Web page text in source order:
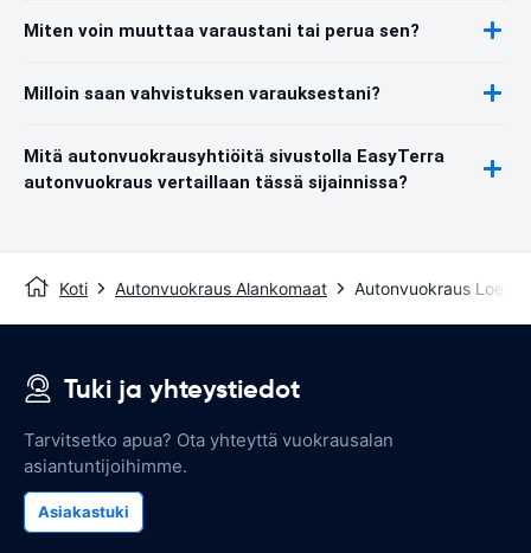
Miten voin muuttaa varaustani tai perua sen?
Milloin saan vahvistuksen varauksestani?
Mitä autonvuokrausyhtiöitä sivustolla EasyTerra
autonvuokraus vertaillaan tässä sijainnissa?
Koti Autonvuokraus Alankomaat Autonvuokraus
Tuki ja yhteystiedot
Tarvitsetko apua? Ota yhteyttä vuokrausalan
asiantuntijoihimme.
Asiakastuki